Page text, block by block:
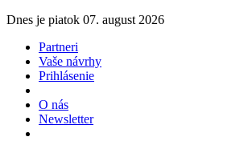
Dnes je piatok 07. august 2026
Partneri
Vaše návrhy
Prihlásenie
O nás
Newsletter